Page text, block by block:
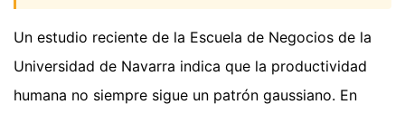
Un estudio reciente de la Escuela de Negocios de la
Universidad de Navarra indica que la productividad
humana no siempre sigue un patrón gaussiano. En